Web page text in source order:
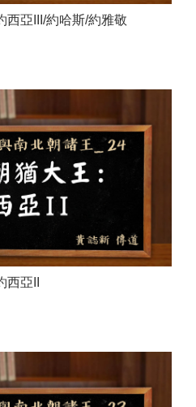
西亞III/約哈斯/約雅敬
亞II